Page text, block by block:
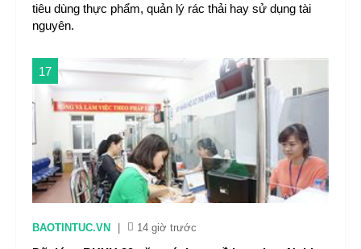
tiêu dùng thực phẩm, quản lý rác thải hay sử dụng tài
nguyên.
17
BAOTINTUC.VN 14 giờ trước